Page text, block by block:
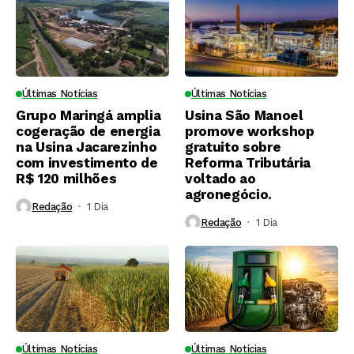
Últimas Notícias
Grupo Maringá amplia
cogeração de energia
na Usina Jacarezinho
com investimento de
R$ 120 milhões
Redação 1 Dia ⁮
Últimas Notícias
Usina São Manoel
promove workshop
gratuito sobre
Reforma Tributária
voltado ao
agronegócio.
Redação 1 Dia ⁮
Últimas Notícias Últimas Notícias